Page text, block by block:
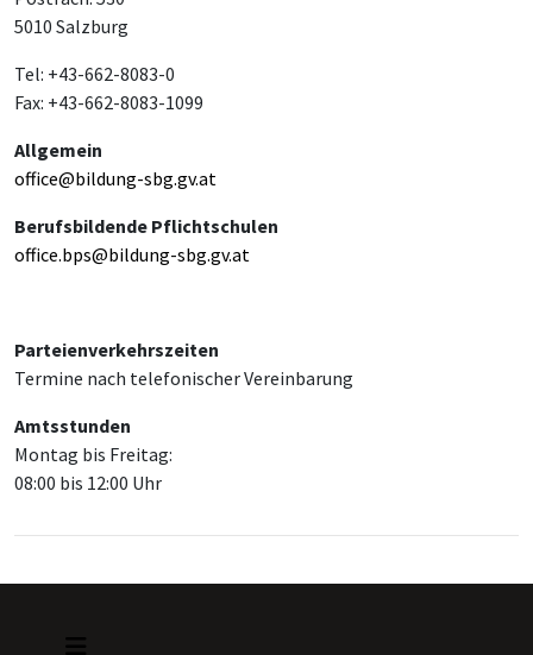
5010 Salzburg
Tel: +43-662-8083-0
Fax: +43-662-8083-1099
Allgemein
office@bildung-sbg.gv.at
Berufsbildende Pflichtschulen
office.bps@bildung-sbg.gv.at
Parteienverkehrszeiten
Termine nach telefonischer Vereinbarung
Amtsstunden
Montag bis Freitag:
08:00 bis 12:00 Uhr